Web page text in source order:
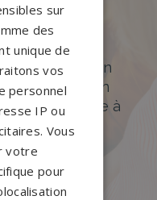
mesure
mesure et un
partout en
avancée grâce à
en ligne.
MONUMENT
sur
des
unique de
vos
personnel
IP ou
Vous
votre
pour